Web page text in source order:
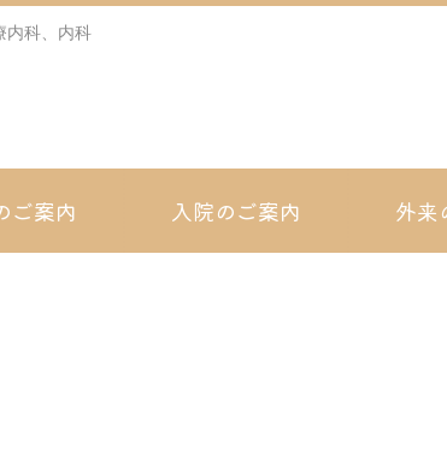
内科、内科
ご案内 入院のご案内 外来